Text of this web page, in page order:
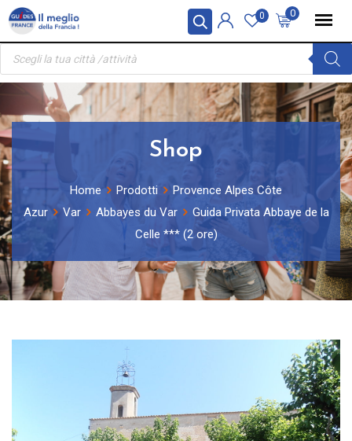
Pannello di gestione dei cookies
Skip
content
0
0
Ricerca
prodotti
Shop
Home Prodotti
Provence Alpes Côte
Azur
Var Abbayes du Var
Guida Privata Abbaye de la
Celle *** (2 ore)